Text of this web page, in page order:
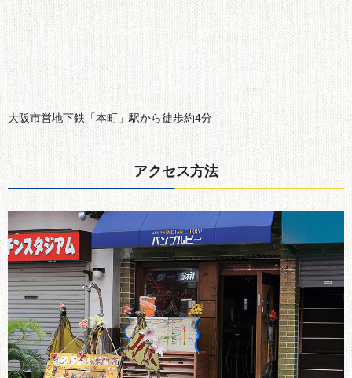
大阪市営地下鉄「本町」駅から徒歩約4分
アクセス方法